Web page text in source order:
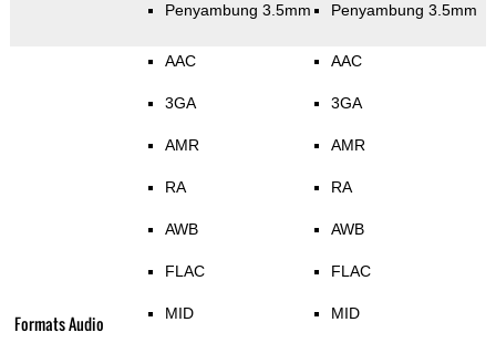
Penyambung 3.5mm Penyambung 3.5mm
Formats Audio
AAC
3GA
AMR
RA
AWB
FLAC
MID
AAC
3GA
AMR
RA
AWB
FLAC
MID